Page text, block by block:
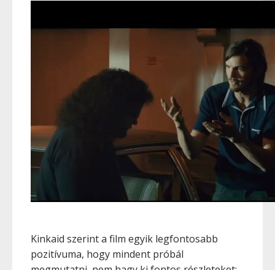
Kinkaid szerint a film egyik legfontosabb
pozitívuma, hogy mindent próbál